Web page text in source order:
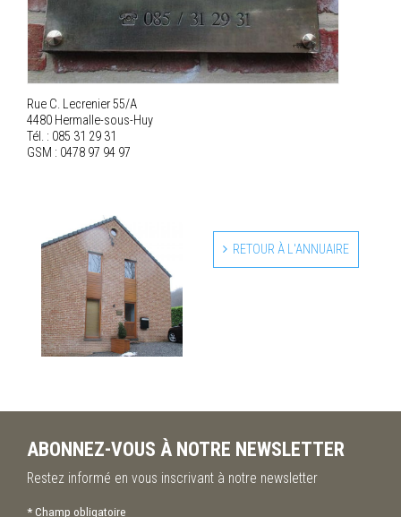
Rue C. Lecrenier 55/A
4480 Hermalle-sous-Huy
Tél. : 085 31 29 31
GSM : 0478 97 94 97
RETOUR À L'ANNUAIRE
ABONNEZ-VOUS À NOTRE NEWSLETTER
Restez informé en vous inscrivant à notre newsletter
*Champ obligatoire